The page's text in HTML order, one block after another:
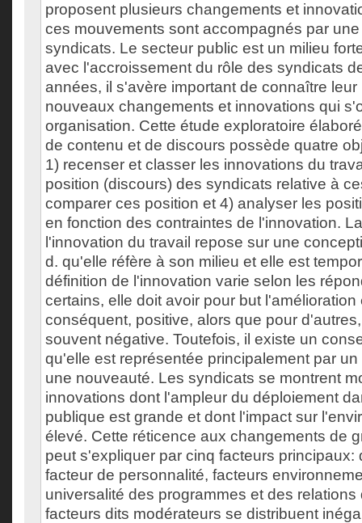
proposent plusieurs changements et
ces mouvements sont accompagnés par
syndicats. Le secteur public est un milieu
avec l'accroissement du rôle des syndicats
années, il s'avère important de connaître
nouveaux changements et innovations qui
organisation. Cette étude exploratoire
de contenu et de discours possède quatre
1) recenser et classer les innovations du
position (discours) des syndicats relative à
comparer ces position et 4) analyser les
en fonction des contraintes de l'innovation.
l'innovation du travail repose sur une
d. qu'elle réfère à son milieu et elle est
définition de l'innovation varie selon les
certains, elle doit avoir pour but l'amélioration
conséquent, positive, alors que pour
souvent négative. Toutefois, il existe un
qu'elle est représentée principalement par
une nouveauté. Les syndicats se montrent
innovations dont l'ampleur du déploiement
publique est grande et dont l'impact sur
élevé. Cette réticence aux changements de
peut s'expliquer par cinq facteurs principaux:
facteur de personnalité, facteurs
universalité des programmes et des relations
facteurs dits modérateurs se distribuent